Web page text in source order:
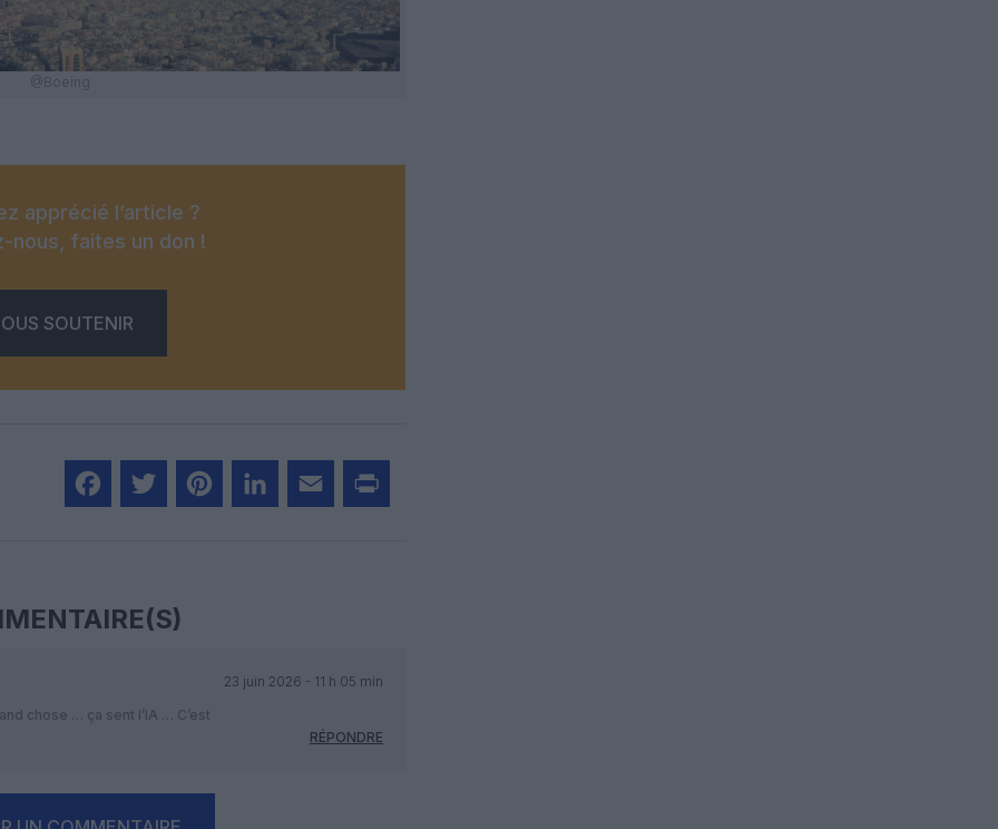
@Boeing
apprécié l’article ?
nous, faites un don !
SOUTENIR
23 juin 2026 - 11 h 05 min
chose … ça sent l’IA … C’est
RÉPONDRE